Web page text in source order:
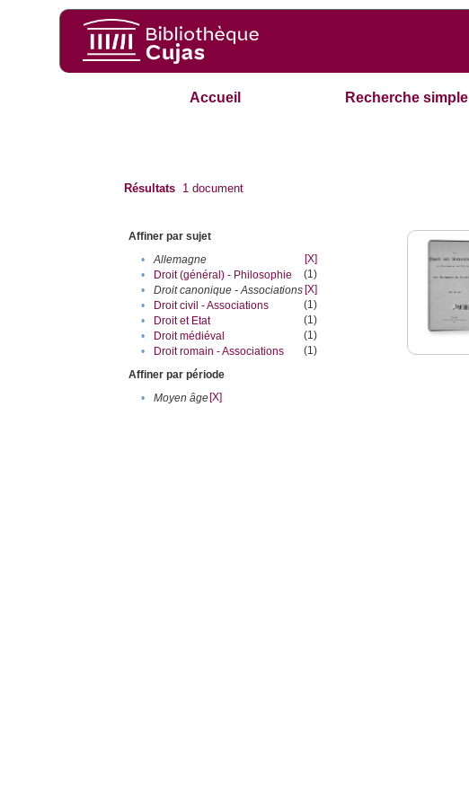
Accueil Recherche simple
Résultats 1 document
Affiner par sujet
•
Allemagne
[X]
•
Droit (général) - Philosophie
(1)
•
Droit canonique - Associations [X]
•
Droit civil - Associations
(1)
•
Droit et Etat
(1)
•
Droit médiéval
(1)
•
Droit romain - Associations
(1)
Affiner par période
•
Moyen âge[X]